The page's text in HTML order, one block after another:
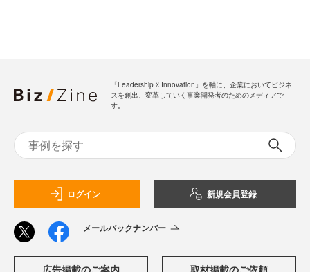
「Leadership ☓ Innovation」を軸に、企業においてビジネ
スを創出、変革していく事業開発者のためのメディアで
す。
ログイン 新規会員登録
メールバックナンバー